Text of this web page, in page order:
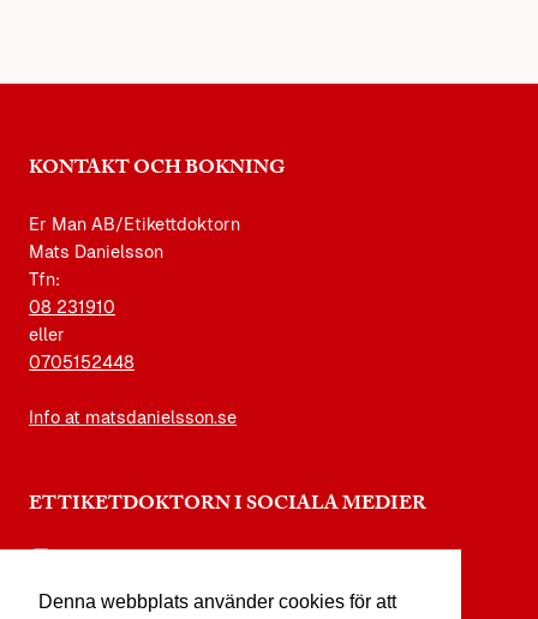
Denna webbplats använder cookies för att
KONTAKT OCH BOKNING
Er Man AB/Etikettdoktorn
Mats Danielsson
Tfn:
08 231910
eller
0705152448
Info at matsdanielsson.se
ETTIKETDOKTORN I SOCIALA MEDIER
facebook.com/etikettdoktorn